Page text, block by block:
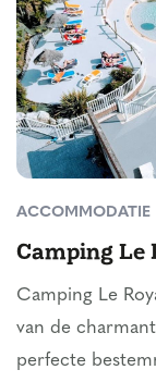
ACCOMMODATIE
Camping Le
Camping Le
van de
perfecte